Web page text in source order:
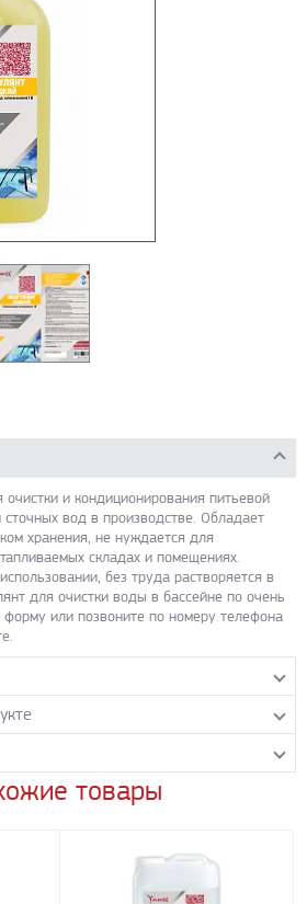
очистки и кондиционирования питьевой
вод в производстве. Обладает
хранения, не нуждается для
складах и помещениях.
без труда растворяется в
для очистки воды в бассейне по очень
или позвоните по номеру телефона
терминала ПЭК
округ
вопрос о данном продукте.
к заполнению.
- PDF 232.23 КБтовары